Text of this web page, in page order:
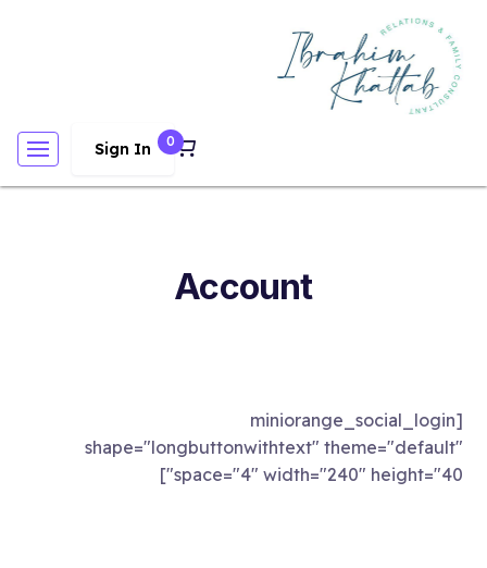
0
Sign In
Account
[miniorange_social_login
shape="longbuttonwithtext" theme="default"
space="4" width="240" height="40"]